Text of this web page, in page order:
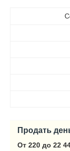
Продать
От 220 до 22